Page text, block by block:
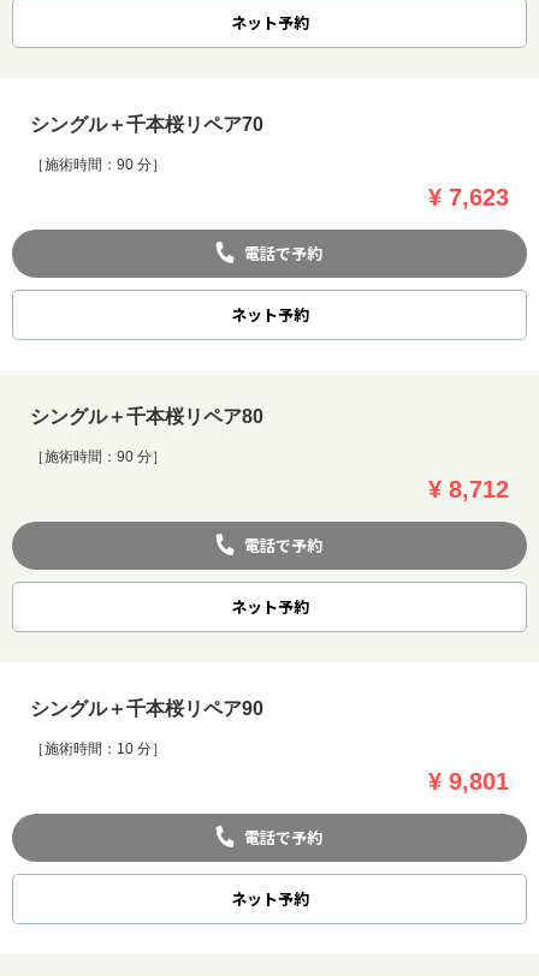
ネット予約
シングル＋千本桜リペア70
［施術時間：90 分］
¥ 7,623
電話で予約
ネット予約
シングル＋千本桜リペア80
［施術時間：90 分］
¥ 8,712
電話で予約
ネット予約
シングル＋千本桜リペア90
［施術時間：10 分］
¥ 9,801
電話で予約
ネット予約